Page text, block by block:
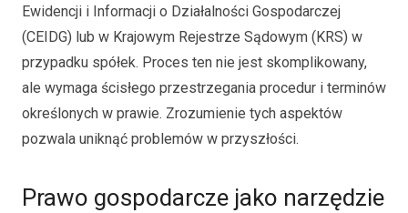
Ewidencji i Informacji o Działalności Gospodarczej
(CEIDG) lub w Krajowym Rejestrze Sądowym (KRS) w
przypadku spółek. Proces ten nie jest skomplikowany,
ale wymaga ścisłego przestrzegania procedur i terminów
określonych w prawie. Zrozumienie tych aspektów
pozwala uniknąć problemów w przyszłości.
Prawo gospodarcze jako narzędzie